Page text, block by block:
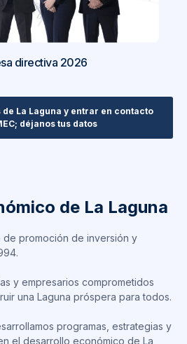
directiva 2026
La Laguna y entrar en contacto
déjanos tus datos
de La Laguna
de promoción de inversión y
y empresarios comprometidos
una Laguna próspera para todos.
programas, estrategias y
el desarrollo económico de La